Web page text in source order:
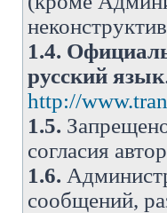
1.4.
русский язык
http://
1.5.
согласия
1.6.
сообщений,